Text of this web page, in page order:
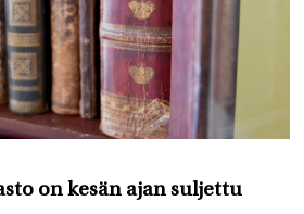
on kesän ajan suljettu